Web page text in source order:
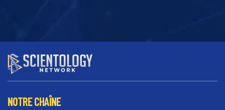
NOTRE CHAÎNE